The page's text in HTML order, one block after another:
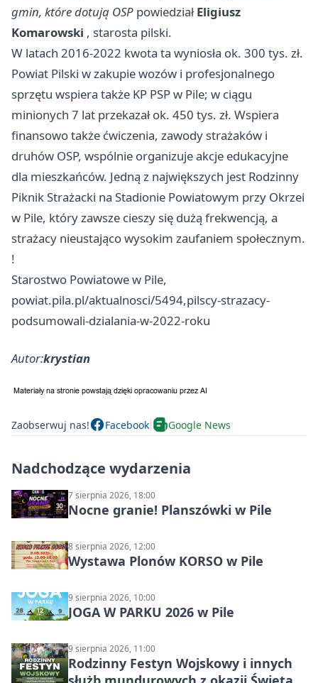
gmin, które dotują OSP powiedziałEligiusz
Komarowski , starosta pilski.
W latach 2016-2022 kwota ta wyniosła ok. 300 tys. zł.
Powiat Pilski w zakupie wozów i profesjonalnego
sprzętu wspiera także KP PSP w Pile; w ciągu
minionych 7 lat przekazał ok. 450 tys. zł. Wspiera
finansowo także ćwiczenia, zawody strażaków i
druhów OSP, wspólnie organizuje akcje edukacyjne
dla mieszkańców. Jedną z największych jest Rodzinny
Piknik Strażacki na Stadionie Powiatowym przy Okrzei
w Pile, który zawsze cieszy się dużą frekwencją, a
strażacy nieustająco wysokim zaufaniem społecznym.
!
Starostwo Powiatowe w Pile,
powiat.pila.pl/aktualnosci/5494,pilscy-strazacy-
podsumowali-dzialania-w-2022-roku
Autor:krystian
Zaobserwuj nas! Facebook Google News
Nadchodzące wydarzenia
7 sierpnia 2026, 18:00
Nocne granie! Planszówki w Pile
8 sierpnia 2026, 12:00
Wystawa Plonów KORSO w Pile
9 sierpnia 2026, 10:00
JOGA W PARKU 2026 w Pile
9 sierpnia 2026, 11:00
Rodzinny Festyn Wojskowy i innych